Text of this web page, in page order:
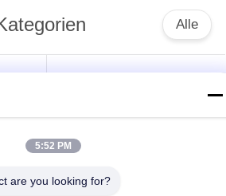
Alle
Vorfabrizierte
5:52 PM
are you looking for?